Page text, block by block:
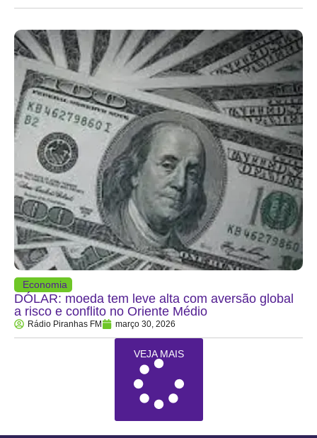
Economia
DÓLAR: moeda tem leve alta com aversão global
a risco e conflito no Oriente Médio
Rádio Piranhas FM março 30, 2026
VEJA MAIS